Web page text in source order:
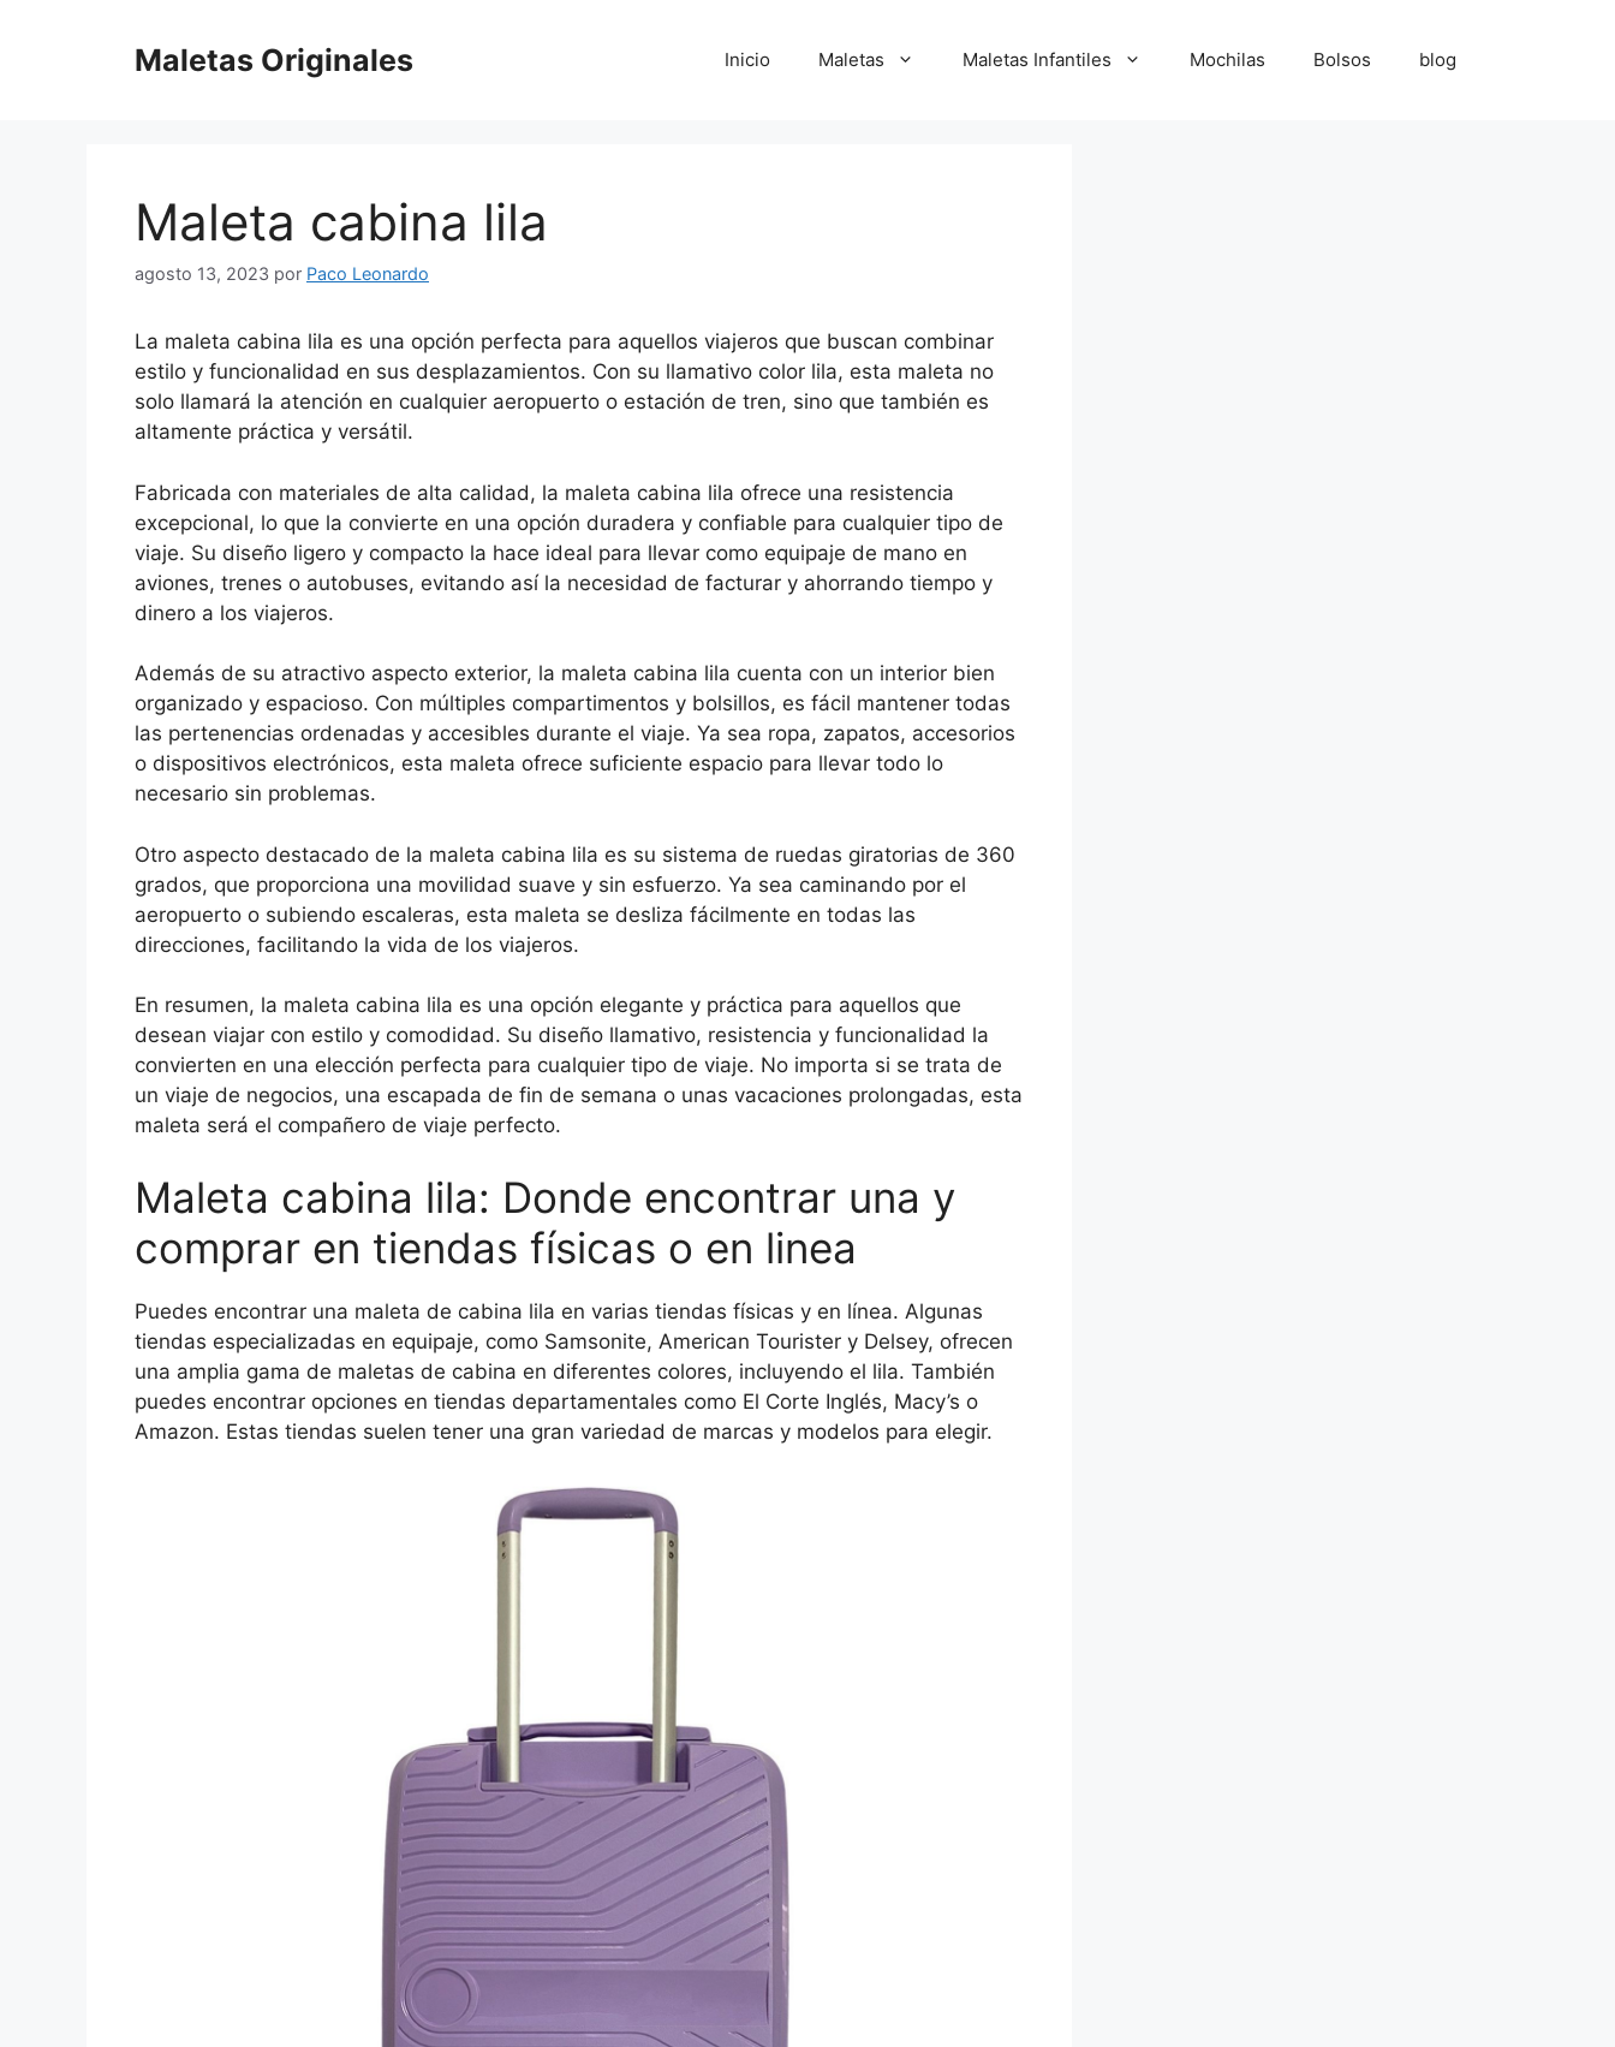
Maletas Originales Inicio Maletas Maletas Infantiles Mochilas Bolsos blog
Maleta cabina lila
agosto 13, 2023 por Paco Leonardo
La maleta cabina lila es una opción perfecta para aquellos viajeros que buscan combinar
estilo y funcionalidad en sus desplazamientos. Con su llamativo color lila, esta maleta no
solo llamará la atención en cualquier aeropuerto o estación de tren, sino que también es
altamente práctica y versátil.
Fabricada con materiales de alta calidad, la maleta cabina lila ofrece una resistencia
excepcional, lo que la convierte en una opción duradera y confiable para cualquier tipo de
viaje. Su diseño ligero y compacto la hace ideal para llevar como equipaje de mano en
aviones, trenes o autobuses, evitando así la necesidad de facturar y ahorrando tiempo y
dinero a los viajeros.
Además de su atractivo aspecto exterior, la maleta cabina lila cuenta con un interior bien
organizado y espacioso. Con múltiples compartimentos y bolsillos, es fácil mantener todas
las pertenencias ordenadas y accesibles durante el viaje. Ya sea ropa, zapatos, accesorios
o dispositivos electrónicos, esta maleta ofrece suficiente espacio para llevar todo lo
necesario sin problemas.
Otro aspecto destacado de la maleta cabina lila es su sistema de ruedas giratorias de 360
grados, que proporciona una movilidad suave y sin esfuerzo. Ya sea caminando por el
aeropuerto o subiendo escaleras, esta maleta se desliza fácilmente en todas las
direcciones, facilitando la vida de los viajeros.
En resumen, la maleta cabina lila es una opción elegante y práctica para aquellos que
desean viajar con estilo y comodidad. Su diseño llamativo, resistencia y funcionalidad la
convierten en una elección perfecta para cualquier tipo de viaje. No importa si se trata de
un viaje de negocios, una escapada de fin de semana o unas vacaciones prolongadas, esta
maleta será el compañero de viaje perfecto.
Maleta cabina lila: Donde encontrar una y
comprar en tiendas físicas o en linea
Puedes encontrar una maleta de cabina lila en varias tiendas físicas y en línea. Algunas
tiendas especializadas en equipaje, como Samsonite, American Tourister y Delsey, ofrecen
una amplia gama de maletas de cabina en diferentes colores, incluyendo el lila. También
puedes encontrar opciones en tiendas departamentales como El Corte Inglés, Macy’s o
Amazon. Estas tiendas suelen tener una gran variedad de marcas y modelos para elegir.